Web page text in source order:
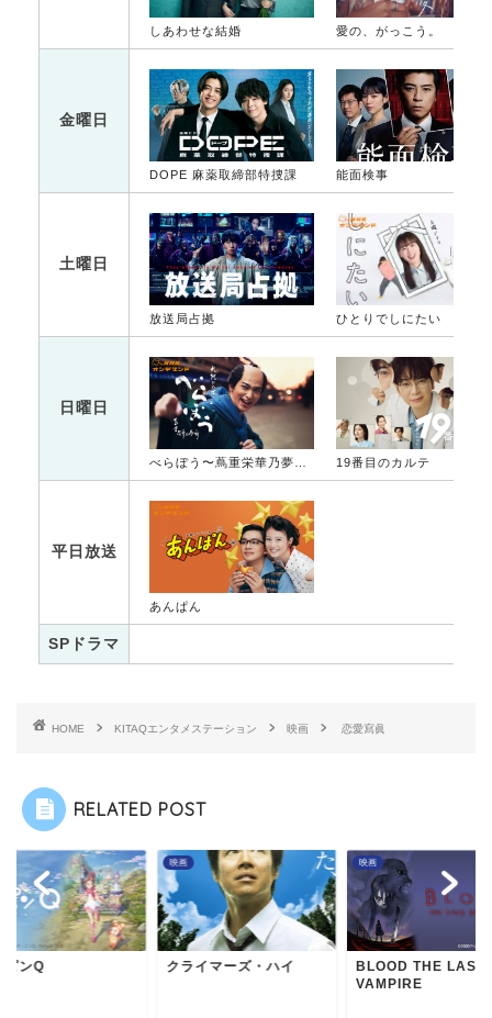
しあわせな結婚 愛の、がっこう。
金曜日
DOPE 麻薬取締部特捜課 能面検事
土曜日
放送局占拠 ひとりでしにたい
日曜日
べらぼう〜蔦重栄華乃夢噺〜 19番目のカルテ
平日放送
あんぱん
SPドラマ
HOME KITAQエンタメステーション 映画 恋愛寫眞
RELATED POST
ピンQ
映画
クライマーズ・ハイ
映画
BLOOD THE LAST
VAMPIRE